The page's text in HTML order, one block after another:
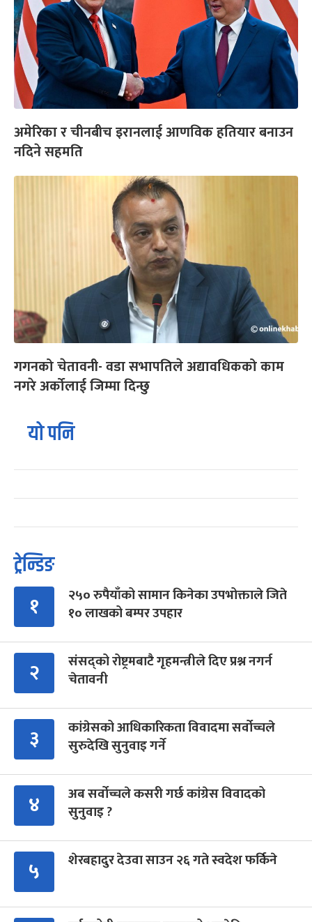
अमेरिका र चीनबीच इरानलाई आणविक हतियार बनाउन
नदिने सहमति
गगनको चेतावनी- वडा सभापतिले अद्यावधिकको काम
नगरे अर्कोलाई जिम्मा दिन्छु
यो पनि
ट्रेन्डिङ
१
२५० रुपैयाँको सामान किनेका उपभोक्ताले जिते
१० लाखको बम्पर उपहार
२
संसद्को रोष्ट्रमबाटै गृहमन्त्रीले दिए प्रश्न नगर्न
चेतावनी
३
कांग्रेसको आधिकारिकता विवादमा सर्वोच्चले
सुरुदेखि सुनुवाइ गर्ने
४
अब सर्वोच्चले कसरी गर्छ कांग्रेस विवादको
सुनुवाइ ?
५ शेरबहादुर देउवा साउन २६ गते स्वदेश फर्किने